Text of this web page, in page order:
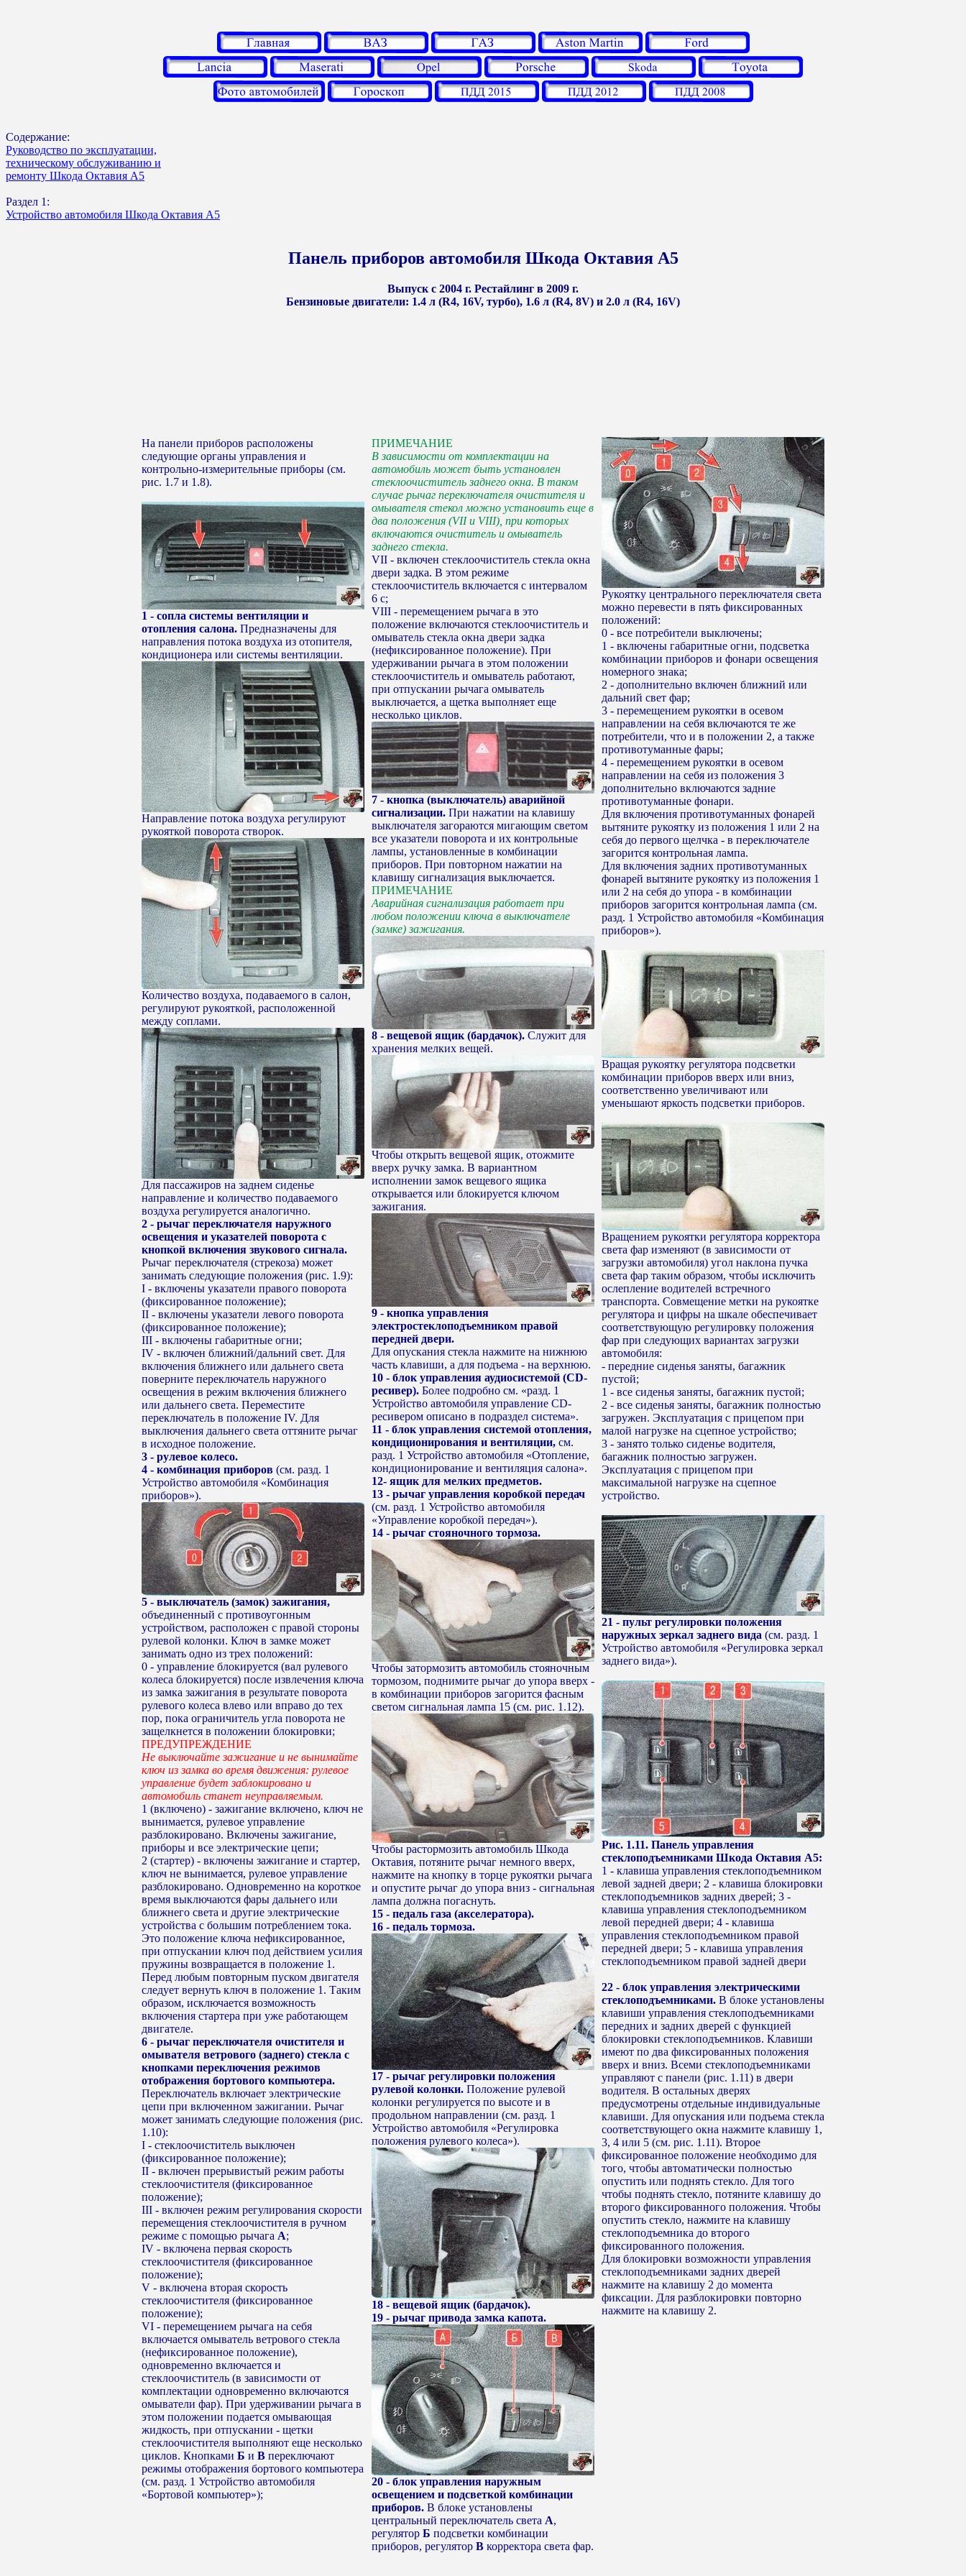
Содержание:
Руководство по эксплуатации,
техническому обслуживанию и
ремонту Шкода Октавия А5
Раздел 1:
Устройство автомобиля Шкода Октавия А5
Панель приборов автомобиля Шкода Октавия А5
Выпуск с 2004 г. Рестайлинг в 2009 г.
Бензиновые двигатели: 1.4 л (R4, 16V, турбо), 1.6 л (R4, 8V) и 2.0 л (R4, 16V)
На панели приборов расположены
следующие органы управления и
контрольно-измерительные приборы (см.
рис. 1.7 и 1.8).
1 - сопла системы вентиляции и
отопления салона. Предназначены для
направления потока воздуха из отопителя,
кондиционера или системы вентиляции.
Направление потока воздуха регулируют
рукояткой поворота створок.
Количество воздуха, подаваемого в салон,
регулируют рукояткой, расположенной
между соплами.
Для пассажиров на заднем сиденье
направление и количество подаваемого
воздуха регулируется аналогично.
2 - рычаг переключателя наружного
освещения и указателей поворота с
кнопкой включения звукового сигнала.
Рычаг переключателя (стрекоза) может
занимать следующие положения (рис. 1.9):
I - включены указатели правого поворота
(фиксированное положение);
II - включены указатели левого поворота
(фиксированное положение);
III - включены габаритные огни;
IV - включен ближний/дальний свет. Для
включения ближнего или дальнего света
поверните переключатель наружного
освещения в режим включения ближнего
или дальнего света. Переместите
переключатель в положение IV. Для
выключения дальнего света оттяните рычаг
в исходное положение.
3 - рулевое колесо.
4 - комбинация приборов (см. разд. 1
Устройство автомобиля «Комбинация
приборов»).
5 - выключатель (замок) зажигания,
объединенный с противоугонным
устройством, расположен с правой стороны
рулевой колонки. Ключ в замке может
занимать одно из трех положений:
0 - управление блокируется (вал рулевого
колеса блокируется) после извлечения ключа
из замка зажигания в результате поворота
рулевого колеса влево или вправо до тех
пор, пока ограничитель угла поворота не
защелкнется в положении блокировки;
ПРЕДУПРЕЖДЕНИЕ
Не выключайте зажигание и не вынимайте
ключ из замка во время движения: рулевое
управление будет заблокировано и
автомобиль станет неуправляемым.
1 (включено) - зажигание включено, ключ не
вынимается, рулевое управление
разблокировано. Включены зажигание,
приборы и все электрические цепи;
2 (стартер) - включены зажигание и стартер,
ключ не вынимается, рулевое управление
разблокировано. Одновременно на короткое
время выключаются фары дальнего или
ближнего света и другие электрические
устройства с большим потреблением тока.
Это положение ключа нефиксированное,
при отпускании ключ под действием усилия
пружины возвращается в положение 1.
Перед любым повторным пуском двигателя
следует вернуть ключ в положение 1. Таким
образом, исключается возможность
включения стартера при уже работающем
двигателе.
6 - рычаг переключателя очистителя и
омывателя ветрового (заднего) стекла с
кнопками переключения режимов
отображения бортового компьютера.
Переключатель включает электрические
цепи при включенном зажигании. Рычаг
может занимать следующие положения (рис.
1.10):
I - стеклоочиститель выключен
(фиксированное положение);
II - включен прерывистый режим работы
стеклоочистителя (фиксированное
положение);
III - включен режим регулирования скорости
перемещения стеклоочистителя в ручном
режиме с помощью рычага А;
IV - включена первая скорость
стеклоочистителя (фиксированное
положение);
V - включена вторая скорость
стеклоочистителя (фиксированное
положение);
VI - перемещением рычага на себя
включается омыватель ветрового стекла
(нефиксированное положение),
одновременно включается и
стеклоочиститель (в зависимости от
комплектации одновременно включаются
омыватели фар). При удерживании рычага в
этом положении подается омывающая
жидкость, при отпускании - щетки
стеклоочистителя выполняют еще несколько
циклов. Кнопками Б и В переключают
режимы отображения бортового компьютера
(см. разд. 1 Устройство автомобиля
«Бортовой компьютер»);
ПРИМЕЧАНИЕ
В зависимости от комплектации на
автомобиль может быть установлен
стеклоочиститель заднего окна. В таком
случае рычаг переключателя очистителя и
омывателя стекол можно установить еще в
два положения (VII и VIII), при которых
включаются очиститель и омыватель
заднего стекла.
VII - включен стеклоочиститель стекла окна
двери задка. В этом режиме
стеклоочиститель включается с интервалом
6 с;
VIII - перемещением рычага в это
положение включаются стеклоочиститель и
омыватель стекла окна двери задка
(нефиксированное положение). При
удерживании рычага в этом положении
стеклоочиститель и омыватель работают,
при отпускании рычага омыватель
выключается, а щетка выполняет еще
несколько циклов.
7 - кнопка (выключатель) аварийной
сигнализации. При нажатии на клавишу
выключателя загораются мигающим светом
все указатели поворота и их контрольные
лампы, установленные в комбинации
приборов. При повторном нажатии на
клавишу сигнализация выключается.
ПРИМЕЧАНИЕ
Аварийная сигнализация работает при
любом положении ключа в выключателе
(замке) зажигания.
8 - вещевой ящик (бардачок). Служит для
хранения мелких вещей.
Чтобы открыть вещевой ящик, отожмите
вверх ручку замка. В вариантном
исполнении замок вещевого ящика
открывается или блокируется ключом
зажигания.
9 - кнопка управления
электростеклоподъемником правой
передней двери.
Для опускания стекла нажмите на нижнюю
часть клавиши, а для подъема - на верхнюю.
10 - блок управления аудиосистемой (CD-
ресивер). Более подробно см. «разд. 1
Устройство автомобиля управление CD-
ресивером описано в подраздел система».
11 - блок управления системой отопления,
кондиционирования и вентиляции, см.
разд. 1 Устройство автомобиля «Отопление,
кондиционирование и вентиляция салона».
12- ящик для мелких предметов.
13 - рычаг управления коробкой передач
(см. разд. 1 Устройство автомобиля
«Управление коробкой передач»).
14 - рычаг стояночного тормоза.
Чтобы затормозить автомобиль стояночным
тормозом, поднимите рычаг до упора вверх -
в комбинации приборов загорится фасным
светом сигнальная лампа 15 (см. рис. 1.12).
Чтобы растормозить автомобиль Шкода
Октавия, потяните рычаг немного вверх,
нажмите на кнопку в торце рукоятки рычага
и опустите рычаг до упора вниз - сигнальная
лампа должна погаснуть.
15 - педаль газа (акселератора).
16 - педаль тормоза.
17 - рычаг регулировки положения
рулевой колонки. Положение рулевой
колонки регулируется по высоте и в
продольном направлении (см. разд. 1
Устройство автомобиля «Регулировка
положения рулевого колеса»).
18 - вещевой ящик (бардачок).
19 - рычаг привода замка капота.
20 - блок управления наружным
освещением и подсветкой комбинации
приборов. В блоке установлены
центральный переключатель света А,
регулятор Б подсветки комбинации
приборов, регулятор В корректора света фар.
Рукоятку центрального переключателя света
можно перевести в пять фиксированных
положений:
0 - все потребители выключены;
1 - включены габаритные огни, подсветка
комбинации приборов и фонари освещения
номерного знака;
2 - дополнительно включен ближний или
дальний свет фар;
3 - перемещением рукоятки в осевом
направлении на себя включаются те же
потребители, что и в положении 2, а также
противотуманные фары;
4 - перемещением рукоятки в осевом
направлении на себя из положения 3
дополнительно включаются задние
противотуманные фонари.
Для включения противотуманных фонарей
вытяните рукоятку из положения 1 или 2 на
себя до первого щелчка - в переключателе
загорится контрольная лампа.
Для включения задних противотуманных
фонарей вытяните рукоятку из положения 1
или 2 на себя до упора - в комбинации
приборов загорится контрольная лампа (см.
разд. 1 Устройство автомобиля «Комбинация
приборов»).
Вращая рукоятку регулятора подсветки
комбинации приборов вверх или вниз,
соответственно увеличивают или
уменьшают яркость подсветки приборов.
Вращением рукоятки регулятора корректора
света фар изменяют (в зависимости от
загрузки автомобиля) угол наклона пучка
света фар таким образом, чтобы исключить
ослепление водителей встречного
транспорта. Совмещение метки на рукоятке
регулятора и цифры на шкале обеспечивает
соответствующую регулировку положения
фар при следующих вариантах загрузки
автомобиля:
- передние сиденья заняты, багажник
пустой;
1 - все сиденья заняты, багажник пустой;
2 - все сиденья заняты, багажник полностью
загружен. Эксплуатация с прицепом при
малой нагрузке на сцепное устройство;
3 - занято только сиденье водителя,
багажник полностью загружен.
Эксплуатация с прицепом при
максимальной нагрузке на сцепное
устройство.
21 - пульт регулировки положения
наружных зеркал заднего вида (см. разд. 1
Устройство автомобиля «Регулировка зеркал
заднего вида»).
Рис. 1.11. Панель управления
стеклоподъемниками Шкода Октавия А5:
1 - клавиша управления стеклоподъемником
левой задней двери; 2 - клавиша блокировки
стеклоподъемников задних дверей; 3 -
клавиша управления стеклоподъемником
левой передней двери; 4 - клавиша
управления стеклоподъемником правой
передней двери; 5 - клавиша управления
стеклоподъемником правой задней двери
22 - блок управления электрическими
стеклоподъемниками. В блоке установлены
клавиши управления стеклоподъемниками
передних и задних дверей с функцией
блокировки стеклоподъемников. Клавиши
имеют по два фиксированных положения
вверх и вниз. Всеми стеклоподъемниками
управляют с панели (рис. 1.11) в двери
водителя. В остальных дверях
предусмотрены отдельные индивидуальные
клавиши. Для опускания или подъема стекла
соответствующего окна нажмите клавишу 1,
3, 4 или 5 (см. рис. 1.11). Второе
фиксированное положение необходимо для
того, чтобы автоматически полностью
опустить или поднять стекло. Для того
чтобы поднять стекло, потяните клавишу до
второго фиксированного положения. Чтобы
опустить стекло, нажмите на клавишу
стеклоподъемника до второго
фиксированного положения.
Для блокировки возможности управления
стеклоподъемниками задних дверей
нажмите на клавишу 2 до момента
фиксации. Для разблокировки повторно
нажмите на клавишу 2.